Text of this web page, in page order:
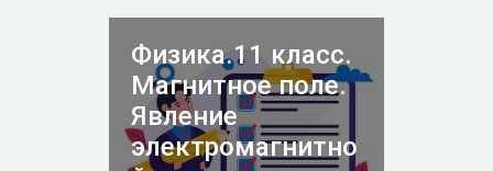
Физика.11 класс.
Магнитное поле.
Явление
электромагнитно